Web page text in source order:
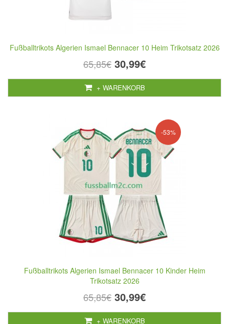
Fußballtrikots Algerien Ismael Bennacer 10 Heim Trikotsatz 2026
65,85€ 30,99€
+ WARENKORB
-53%
Fußballtrikots Algerien Ismael Bennacer 10 Kinder Heim
Trikotsatz 2026
65,85€ 30,99€
+ WARENKORB